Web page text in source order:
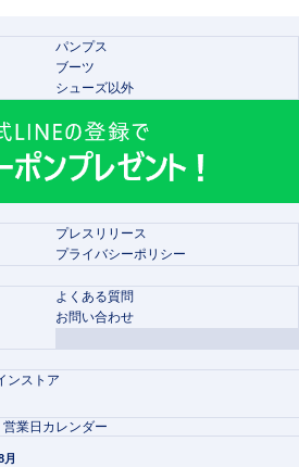
パンプス
ブーツ
シューズ以外
プレスリリース
プライバシーポリシー
よくある質問
お問い合わせ
ンストア
営業日カレンダー
月